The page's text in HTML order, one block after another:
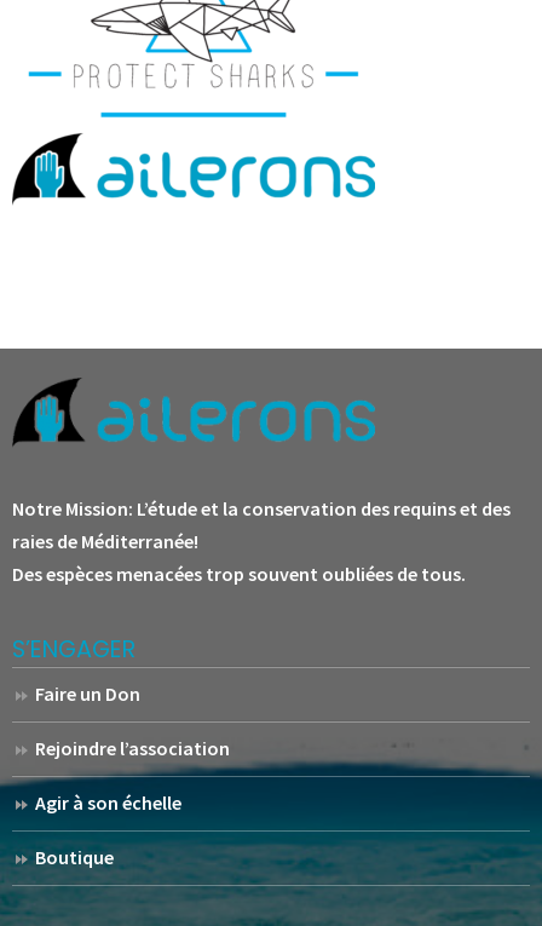
Notre Mission: L’étude et la conservation des requins et des
raies de Méditerranée!
Des espèces menacées trop souvent oubliées de tous.
S’ENGAGER
Faire un Don
Rejoindre l’association
Agir à son échelle
Boutique